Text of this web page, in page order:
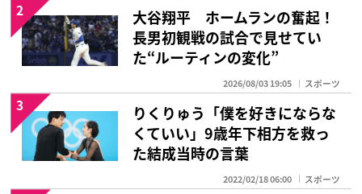
大谷翔平 ホームランの奮起！
長男初観戦の試合で見せてい
た“ルーティンの変化”
2026/08/03 19:05 スポーツ
2
りくりゅう「僕を好きにならな
くていい」9歳年下相方を救っ
た結成当時の言葉
2022/02/18 06:00 スポーツ
3